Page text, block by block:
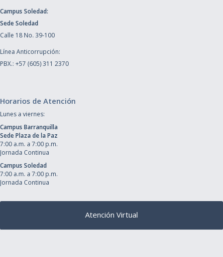
Campus Soledad:
Sede Soledad
Calle 18 No. 39-100
Línea Anticorrupción:
PBX.: +57 (605) 311 2370
Horarios de Atención
Lunes a viernes:
Campus Barranquilla
Sede Plaza de la Paz
7:00 a.m. a 7:00 p.m.
Jornada Continua
Campus Soledad
7:00 a.m. a 7:00 p.m.
Jornada Continua
Atención Virtual